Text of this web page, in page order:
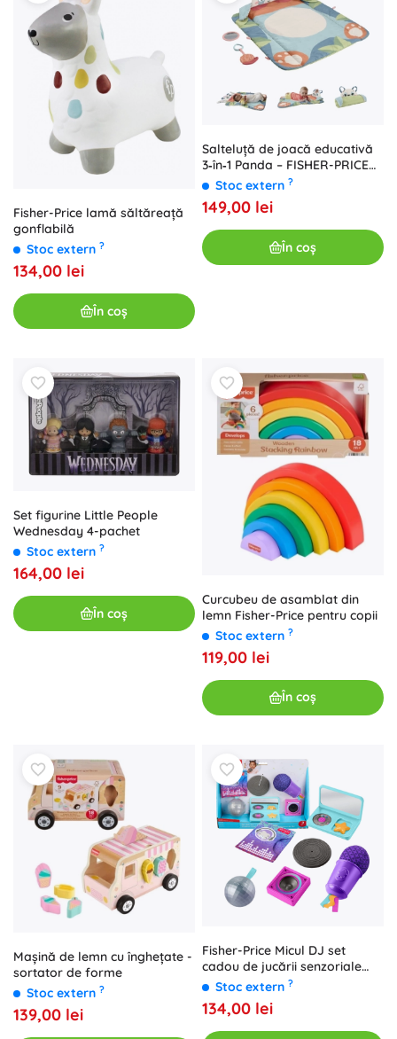
Fisher-Price lamă săltăreață
gonflabilă
Stoc extern ?
134,00 lei
În coș
Salteluță de joacă educativă
3‑în‑1 Panda – FISHER-PRICE
Planet Friends
Stoc extern ?
149,00 lei
În coș
Set figurine Little People
Wednesday 4-pachet
Stoc extern ?
164,00 lei
În coș
Curcubeu de asamblat din
lemn Fisher-Price pentru copii
Stoc extern ?
119,00 lei
În coș
Mașină de lemn cu înghețate -
sortator de forme
Stoc extern ?
139,00 lei
Fisher-Price Micul DJ set
cadou de jucării senzoriale
pentru bebeluși
Stoc extern ?
134,00 lei